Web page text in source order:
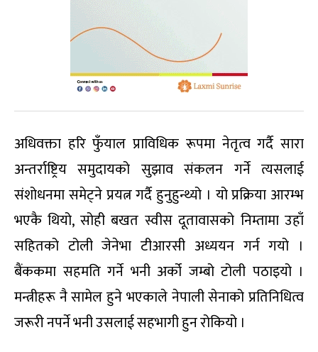
अधिवक्ता हरि फुँयाल प्राविधिक रूपमा नेतृत्व गर्दै सारा
अन्तर्राष्ट्रिय समुदायको सुझाव संकलन गर्ने त्यसलाई
संशोधनमा समेट्ने प्रयत्न गर्दै हुनुहुन्थ्यो । यो प्रक्रिया आरम्भ
भएकै थियो, सोही बखत स्वीस दूतावासको निम्तामा उहाँ
सहितको टोली जेनेभा टीआरसी अध्ययन गर्न गयो ।
बैंककमा सहमति गर्ने भनी अर्को जम्बो टोली पठाइयो ।
मन्त्रीहरू नै सामेल हुने भएकाले नेपाली सेनाको प्रतिनिधित्व
जरूरी नपर्ने भनी उसलाई सहभागी हुन रोकियो ।